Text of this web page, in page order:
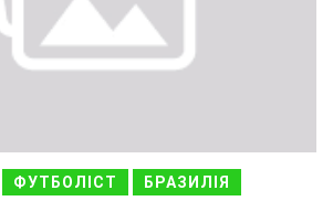
ФУТБОЛІСТ БРАЗИЛІЯ